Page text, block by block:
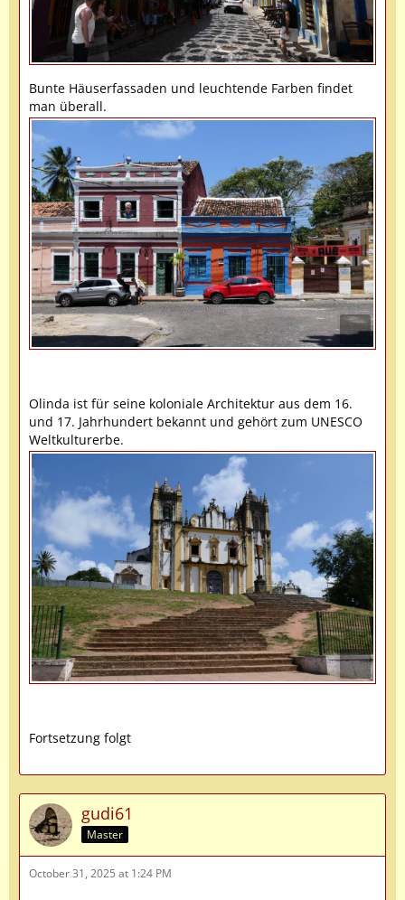
Bunte Häuserfassaden und leuchtende Farben findet
man überall.
Olinda ist für seine koloniale Architektur aus dem 16.
und 17. Jahrhundert bekannt und gehört zum UNESCO
Weltkulturerbe.
Fortsetzung folgt
gudi61
Master
October 31, 2025 at 1:24 PM